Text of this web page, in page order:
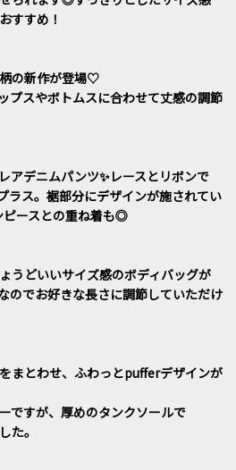
すすめ！
の新作が登場♡
プスやボトムスに合わせて丈感の調節
アデニムパンツ✨レースとリボンで
ス。裾部分にデザインが施されてい
ースとの重ね着も◎
うどいいサイズ感のボディバッグが
のでお好きな長さに調節していただけ
まとわせ、ふわっとpufferデザインが
ですが、厚めのタンクソールで
た。